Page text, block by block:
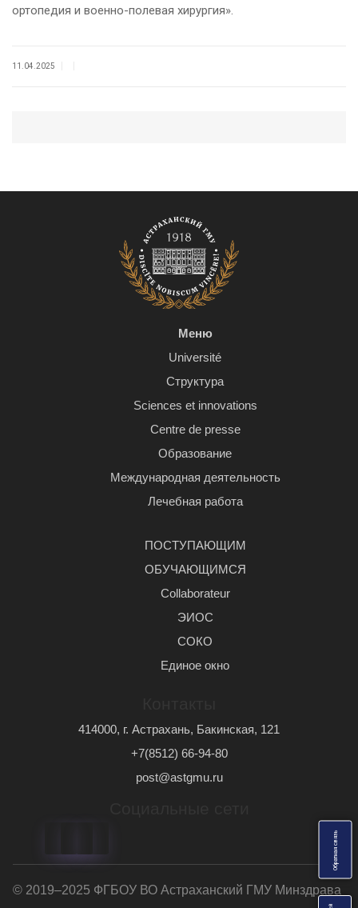
О
б
р
а
т
н
а
я
с
в
я
з
ь
ортопедия и военно-полевая хирургия».
11.04.2025
Меню
Université
Структура
Sciences et innovations
Centre de presse
Образование
Международная деятельность
Лечебная работа
ПОСТУПАЮЩИМ
ОБУЧАЮЩИМСЯ
Сollaborateur
ЭИОС
СОКО
Единое окно
414000, г. Астрахань, Бакинская, 121
+7(8512) 66-94-80
post@astgmu.ru
© 2019–2025 ФГБОУ ВО Астраханский ГМУ Минздрава